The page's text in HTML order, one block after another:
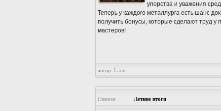
упорства и уважения
Теперь у каждого металлурга есть шанс
получить бонусы, которые сделают труд
мастеров!
автор: Laras
Главная Летние итоги